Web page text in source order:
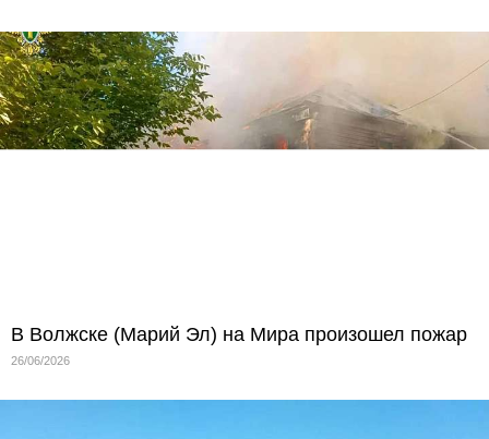
В Волжске (Марий Эл) на Мира произошел пожар
26/06/2026